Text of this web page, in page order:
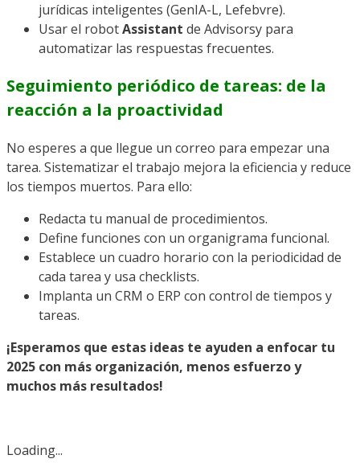
jurídicas inteligentes (GenIA-L, Lefebvre).
Usar el robotAssistant de Advisorsy para
automatizar las respuestas frecuentes.
Seguimiento periódico de tareas: de la
reacción a la proactividad
No esperes a que llegue un correo para empezar una
tarea. Sistematizar el trabajo mejora la eficiencia y reduce
los tiempos muertos. Para ello:
Redacta tu manual de procedimientos.
Define funciones con un organigrama funcional.
Establece un cuadro horario con la periodicidad de
cada tarea y usa checklists.
Implanta un CRM o ERP con control de tiempos y
tareas.
¡Esperamos que estas ideas te ayuden a enfocar tu
2025 con más organización, menos esfuerzo y
muchos más resultados!
Loading...